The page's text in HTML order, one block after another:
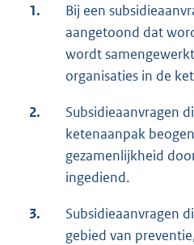
1.
Bij een
aangetoond dat
wordt
organisaties in de
2.
Subsidieaanvragen
ketenaanpak
gezamenlijkheid
ingediend.
3.
Subsidieaanvragen
gebied van